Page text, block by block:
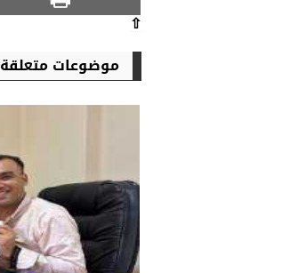
⇧
موضوعات متعلقة